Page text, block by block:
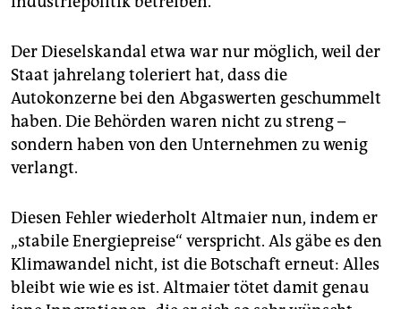
Der Dieselskandal etwa war nur möglich, weil der
Staat jahrelang toleriert hat, dass die
Autokonzerne bei den Abgaswerten geschummelt
haben. Die Behörden waren nicht zu streng –
sondern haben von den Unternehmen zu wenig
verlangt.
Diesen Fehler wiederholt Altmaier nun, indem er
„stabile Energiepreise“ verspricht. Als gäbe es den
Klimawandel nicht, ist die Botschaft erneut: Alles
bleibt wie wie es ist. Altmaier tötet damit genau